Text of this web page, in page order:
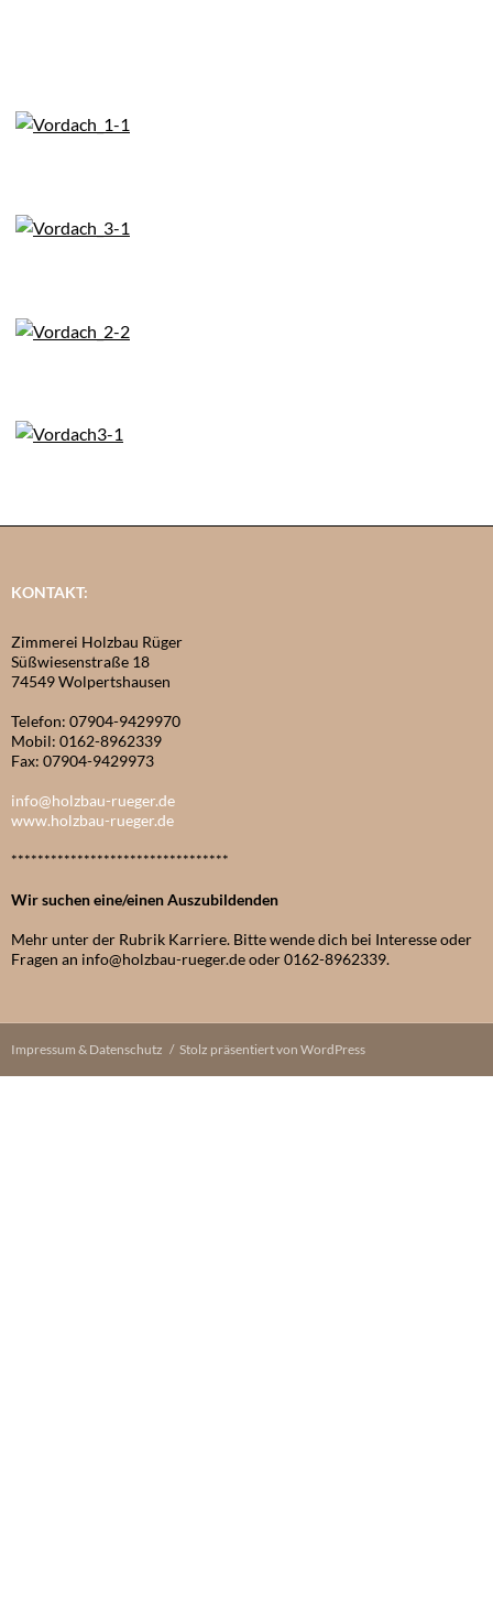
KONTAKT:
Zimmerei Holzbau Rüger
Süßwiesenstraße 18
74549 Wolpertshausen
Telefon: 07904-9429970
Mobil: 0162-8962339
Fax: 07904-9429973
info@holzbau-rueger.de
www.holzbau-rueger.de
*********************************
Wir suchen eine/einen Auszubildenden
Mehr unter der Rubrik Karriere. Bitte wende dich bei Interesse oder
Fragen an info@holzbau-rueger.de oder 0162-8962339.
Impressum & Datenschutz Stolz präsentiert von WordPress